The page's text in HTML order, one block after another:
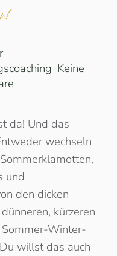
am
Keine
zu
wie?
–
SO
gehst
du
es
endlich
an!
da! Und das
wechseln
und
den dicken
kürzeren
Winter-
willst das auch